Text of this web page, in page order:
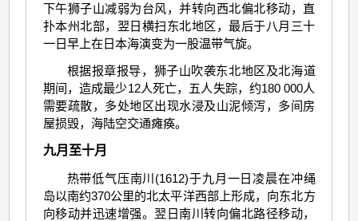
下午狮子山减弱为台风，并转向西北偏北移动，直
扑本州北部，翌日横扫东北地区，最后于八月三十
一日早上在日本海演变为一股温带气旋。
根据报章报导，狮子山吹袭东北地区及北海道
期间，造成最少12人死亡，五人失踪，约180 000人
需要疏散，多处地区出现水浸及山泥倾泻，多间房
屋损毁，海陆空交通瘫痪。
九月至十月
热带低气压南川(1612)于九月一日凌晨在冲绳
岛以南约370公里的北太平洋西部上形成，向东北方
向移动并迅速增强。翌日南川转向偏北路径移动，